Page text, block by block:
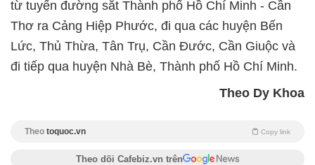
từ tuyến đường sắt Thành phố Hồ Chí Minh - Cần
Thơ ra Cảng Hiệp Phước, đi qua các huyện Bến
Lức, Thủ Thừa, Tân Trụ, Cần Đước, Cần Giuộc và
đi tiếp qua huyện Nhà Bè, Thành phố Hồ Chí Minh.
Theo Dy Khoa
Theo toquoc.vn Copy link
Theo dõi Cafebiz.vn trên